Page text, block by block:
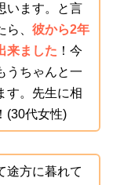
います。と言
、 彼から2年
来ました ！今
うちゃんと一
す。先生に相
(30代女性)
途方に暮れて